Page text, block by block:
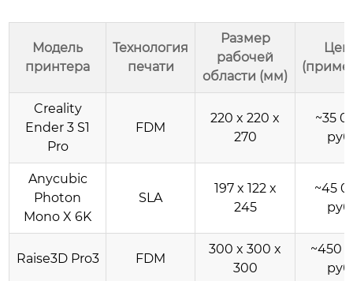
Модель
принтера
Технология
печати
Размер
рабочей
области (мм)
Creality
Ender 3 S1
Pro
FDM
220 x 220 x
270
~35
Anycubic
Photon
Mono X 6K
SLA
197 x 122 x
245
~45
Raise3D Pro3 FDM
300 x 300 x
300
~450